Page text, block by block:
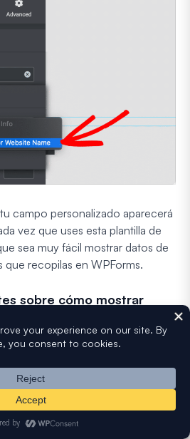
campo personalizado aparecerá
vez que uses esta plantilla de
sea muy fácil mostrar datos de
que recopilas en WPForms.
sobre cómo mostrar
campos personalizados en
de invitados es un tema de
lectores. Aquí tienes
comunes al respecto: